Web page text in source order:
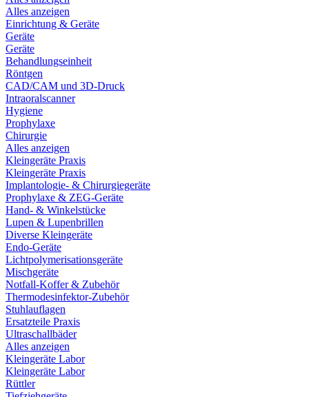
Alles anzeigen
Einrichtung & Geräte
Geräte
Geräte
Behandlungseinheit
Röntgen
CAD/CAM und 3D-Druck
Intraoralscanner
Hygiene
Prophylaxe
Chirurgie
Alles anzeigen
Kleingeräte Praxis
Kleingeräte Praxis
Implantologie- & Chirurgiegeräte
Prophylaxe & ZEG-Geräte
Hand- & Winkelstücke
Lupen & Lupenbrillen
Diverse Kleingeräte
Endo-Geräte
Lichtpolymerisationsgeräte
Mischgeräte
Notfall-Koffer & Zubehör
Thermodesinfektor-Zubehör
Stuhlauflagen
Ersatzteile Praxis
Ultraschallbäder
Alles anzeigen
Kleingeräte Labor
Kleingeräte Labor
Rüttler